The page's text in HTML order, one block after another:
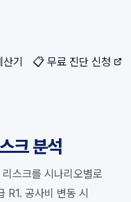
산기 📋 무료 진단 신청
크 분석
스크를 시나리오별로
공사비 변동 시